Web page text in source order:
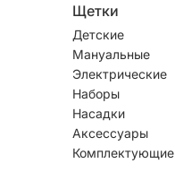
Щетки
Детские
Мануальные
Электрические
Наборы
Насадки
Аксессуары
Комплектующие